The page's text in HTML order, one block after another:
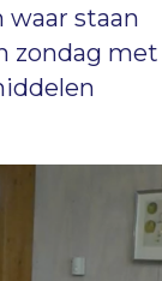
waar staan
zondag met